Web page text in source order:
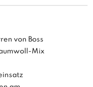
von Boss
Mix